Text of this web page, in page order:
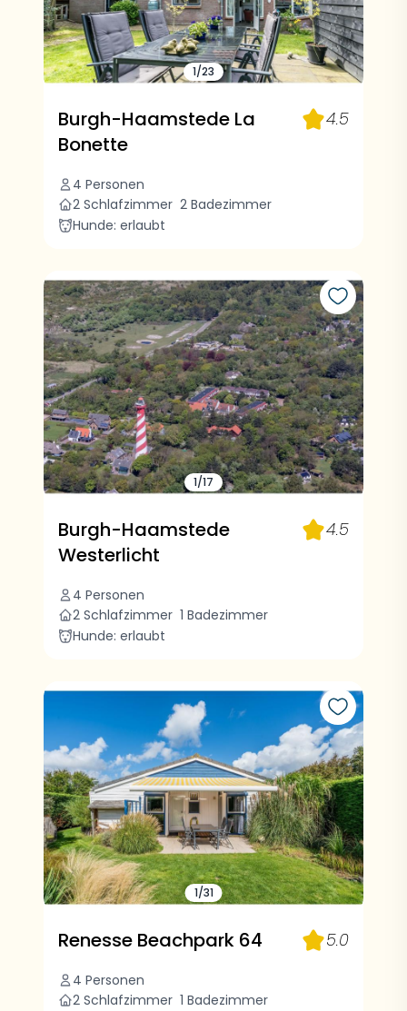
1/23
Burgh-Haamstede La
Bonette
4 Personen
2 Schlafzimmer 2 Badezimmer
Hunde: erlaubt
4.5
1/17
Burgh-Haamstede
Westerlicht
4 Personen
2 Schlafzimmer 1 Badezimmer
Hunde: erlaubt
4.5
1/31
Renesse Beachpark 64
4 Personen
2 Schlafzimmer 1 Badezimmer
5.0